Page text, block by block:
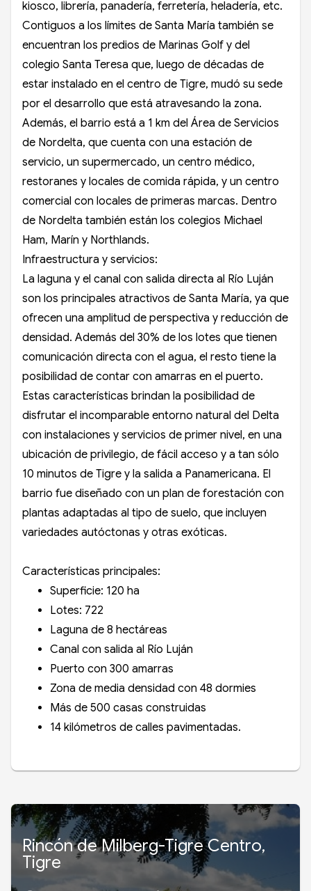
kiosco, librería, panadería, ferretería, heladería, etc.
Contiguos a los límites de Santa María también se
encuentran los predios de Marinas Golf y del
colegio Santa Teresa que, luego de décadas de
estar instalado en el centro de Tigre, mudó su sede
por el desarrollo que está atravesando la zona.
Además, el barrio está a 1 km del Área de Servicios
de Nordelta, que cuenta con una estación de
servicio, un supermercado, un centro médico,
restoranes y locales de comida rápida, y un centro
comercial con locales de primeras marcas. Dentro
de Nordelta también están los colegios Michael
Ham, Marín y Northlands.
Infraestructura y servicios:
La laguna y el canal con salida directa al Río Luján
son los principales atractivos de Santa María, ya que
ofrecen una amplitud de perspectiva y reducción de
densidad. Además del 30% de los lotes que tienen
comunicación directa con el agua, el resto tiene la
posibilidad de contar con amarras en el puerto.
Estas características brindan la posibilidad de
disfrutar el incomparable entorno natural del Delta
con instalaciones y servicios de primer nivel, en una
ubicación de privilegio, de fácil acceso y a tan sólo
10 minutos de Tigre y la salida a Panamericana. El
barrio fue diseñado con un plan de forestación con
plantas adaptadas al tipo de suelo, que incluyen
variedades autóctonas y otras exóticas.
Características principales:
Superficie: 120 ha
Lotes: 722
Laguna de 8 hectáreas
Canal con salida al Río Luján
Puerto con 300 amarras
Zona de media densidad con 48 dormies
Más de 500 casas construidas
14 kilómetros de calles pavimentadas.
Rincón de Milberg-Tigre Centro,
Tigre